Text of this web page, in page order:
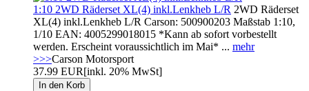
1:10 2WD Räderset XL(4) inkl.Lenkheb L/R 2WD Räderset
XL(4) inkl.Lenkheb L/R Carson: 500900203 Maßstab 1:10,
1/10 EAN: 4005299018015 *Kann ab sofort vorbestellt
werden. Erscheint voraussichtlich im Mai* ... mehr
>>>Carson Motorsport
37.99 EUR[inkl. 20% MwSt]